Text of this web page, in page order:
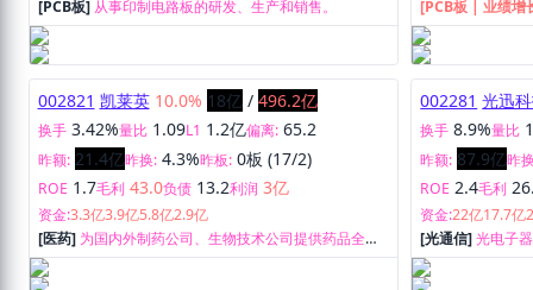
[PCB板] 从事印制电路板的研发、生产和销售。
[PCB板 | 业绩增
片、印制线路板
002821 凯莱英 10.0% 18亿 / 496.2亿
换手 3.42%量比 1.09L1 1.2亿偏离: 65.2
昨额: 21.4亿昨换: 4.3%昨板: 0板 (17/2)
ROE 1.7毛利 43.0负债 13.2利润 3亿
资金:3.3亿3.9亿5.8亿2.9亿
[医药] 为国内外制药公司、生物技术公司提供药品全生
命周期的一站式CMC服务、高效和高质量的研发与生产
服务。
002281 光迅
换手 8.9%量比
昨额: 87.9亿昨
ROE 2.4毛利
资金:22亿17.7亿
[光通信]光电子
技术服务。